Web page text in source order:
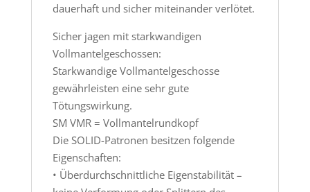
dauerhaft und sicher miteinander verlötet.
Sicher jagen mit starkwandigen
Vollmantelgeschossen:
Starkwandige Vollmantelgeschosse
gewährleisten eine sehr gute
Tötungswirkung.
SM VMR = Vollmantelrundkopf
Die SOLID-Patronen besitzen folgende
Eigenschaften:
• Überdurchschnittliche Eigenstabilität –